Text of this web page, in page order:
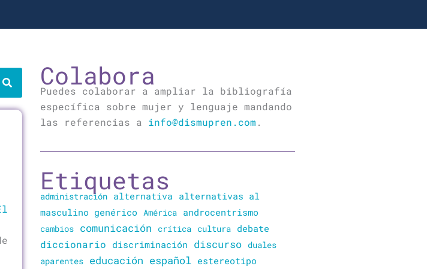
Colabora
Puedes colaborar a ampliar la bibliografía
específica sobre mujer y lenguaje mandando
las referencias a info@dismupren.com .
Etiquetas
administración alternativa alternativas al
masculino genérico América androcentrismo
cambios comunicación crítica cultura debate
diccionario discriminación discurso duales
aparentes educación español estereotipo